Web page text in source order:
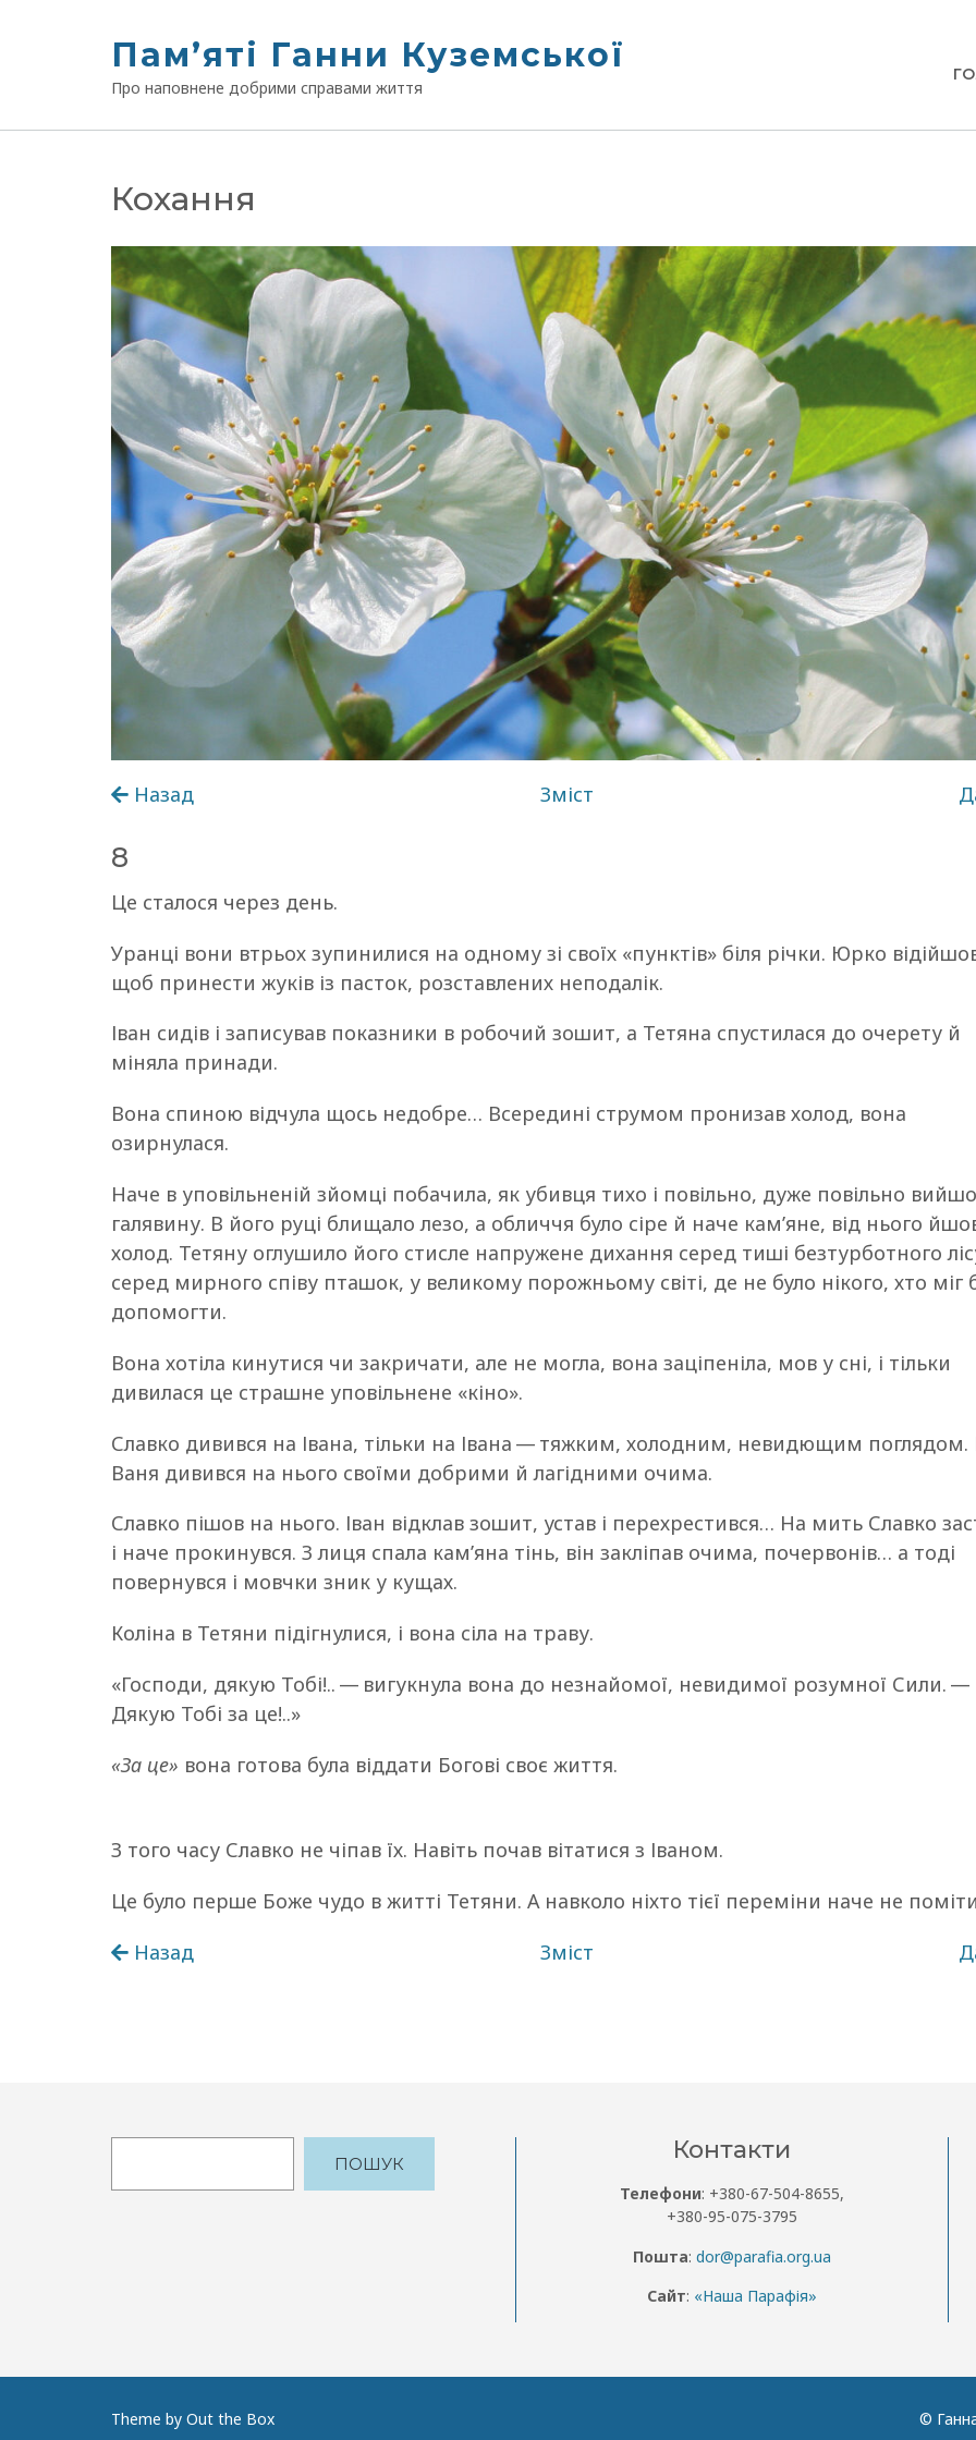
Памʼяті Ганни Куземської
Про наповнене добрими справами життя
Кохання
Назад Зміст
8
Це сталося через день.
Уранці вони втрьох зупинилися на одному зі своїх «пунктів» біля річки. Юрко
щоб принести жуків із пасток, розставлених неподалік.
Іван сидів і записував показники в робочий зошит, а Тетяна спустилася до очерету й
міняла принади.
Вона спиною відчула щось недобре… Всередині струмом пронизав холод, вона
озирнулася.
Наче в уповільненій зйомці побачила, як убивця тихо і повільно, дуже повільно
галявину. В його руці блищало лезо, а обличчя було сіре й наче кам’яне, від нього
холод. Тетяну оглушило його стисле напружене дихання серед тиші безтурботного
серед мирного співу пташок, у великому порожньому світі, де не було нікого, хто міг
допомогти.
Вона хотіла кинутися чи закричати, але не могла, вона заціпеніла, мов у сні, і тільки
дивилася це страшне уповільнене «кіно».
Славко дивився на Івана, тільки на Івана — тяжким, холодним, невидющим поглядом.
Ваня дивився на нього своїми добрими й лагідними очима.
Славко пішов на нього. Іван відклав зошит, устав і перехрестився… На мить Славко
і наче прокинувся. З лиця спала кам’яна тінь, він закліпав очима, почервонів… а тоді
повернувся і мовчки зник у кущах.
Коліна в Тетяни підігнулися, і вона сіла на траву.
«Господи, дякую Тобі!.. — вигукнула вона до незнайомої, невидимої розумної Сили. —
Дякую Тобі за це!..»
«За це» вона готова була віддати Богові своє життя.
З того часу Славко не чіпав їх. Навіть почав вітатися з Іваном.
Це було перше Боже чудо в житті Тетяни. А навколо ніхто тієї переміни наче не
Назад
Зміст
ПОШУК Контакти
Телефони: +380-67-504-8655,
+380-95-075-3795
Пошта: dor@parafia.org.ua
Сайт: «Наша Парафія»
Theme by Out the Box ©